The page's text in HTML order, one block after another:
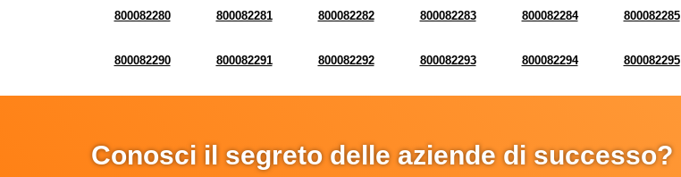
800082280 800082281 800082282 800082283 800082284 800082285
800082290 800082291 800082292 800082293 800082294 800082295
Conosci il segreto delle aziende di successo?